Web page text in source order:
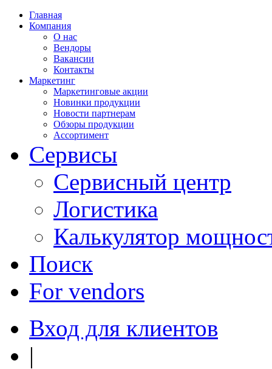
Главная
Компания
О нас
Вендоры
Вакансии
Контакты
Маркетинг
Маркетинговые акции
Новинки продукции
Новости партнерам
Обзоры продукции
Ассортимент
Сервисы
Сервисный центр
Логистика
Калькулятор
Поиск
For vendors
Вход для клиентов
|